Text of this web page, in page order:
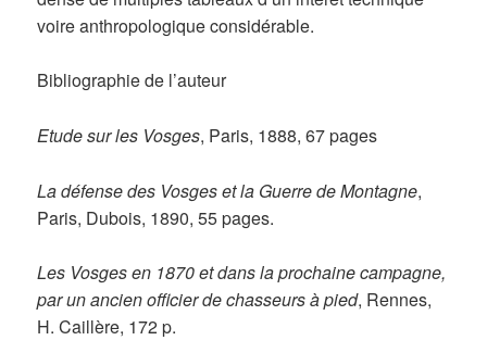
voire anthropologique considérable.
Bibliographie de l’auteur
Etude sur les Vosges, Paris, 1888, 67 pages
La défense des Vosges et la Guerre de Montagne,
Paris, Dubois, 1890, 55 pages.
Les Vosges en 1870 et dans la prochaine campagne,
par un ancien officier de chasseurs à pied, Rennes,
H. Caillère, 172 p.